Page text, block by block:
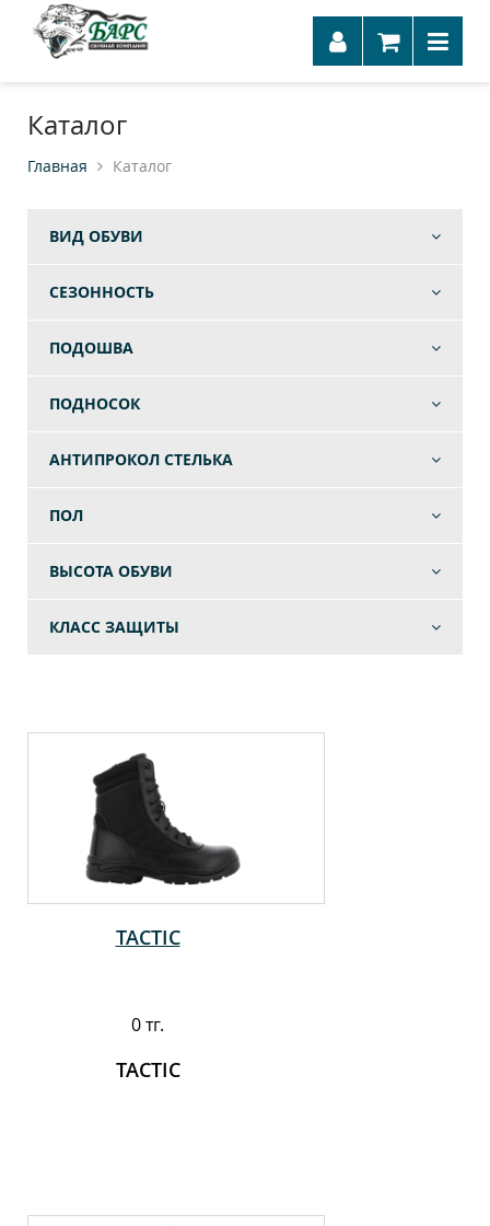
Каталог
Главная Каталог
ВИД ОБУВИ
СЕЗОННОСТЬ
ПОДОШВА
ПОДНОСОК
АНТИПРОКОЛ СТЕЛЬКА
ПОЛ
ВЫСОТА ОБУВИ
КЛАСС ЗАЩИТЫ
TACTIC
0 тг.
TACTIC